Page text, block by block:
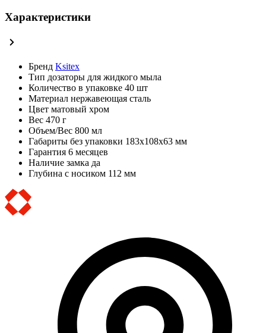
Характеристики
Бренд Ksitex
Тип дозаторы для жидкого мыла
Количество в упаковке 40 шт
Материал нержавеющая сталь
Цвет матовый хром
Вес 470 г
Объем/Вес 800 мл
Габариты без упаковки 183х108х63 мм
Гарантия 6 месяцев
Наличие замка да
Глубина с носиком 112 мм